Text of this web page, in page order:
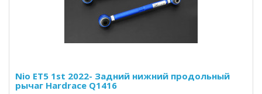
Nio ET5 1st 2022- Задний нижний продольный
рычаг Hardrace Q1416